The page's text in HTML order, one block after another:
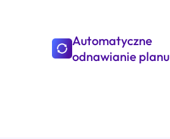
Automatyczne
odnawianie planu